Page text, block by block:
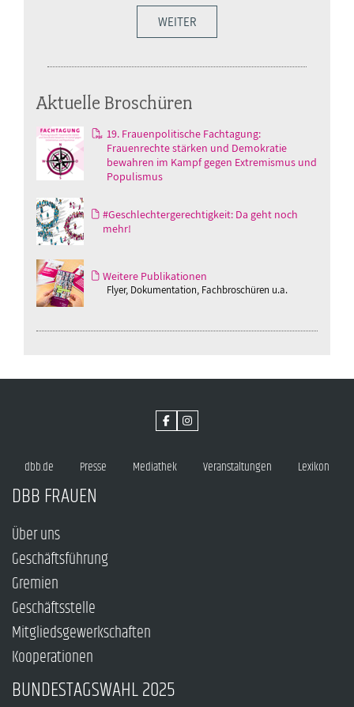
WEITER
Aktuelle Broschüren
19. Frauenpolitische Fachtagung:
Frauenrechte stärken und Demokratie
bewahren im Kampf gegen Extremismus und
Populismus
#Geschlechtergerechtigkeit: Da geht noch
mehr!
Weitere Publikationen
Flyer, Dokumentation, Fachbroschüren u.a.
dbb.de Presse Mediathek Veranstaltungen Lexikon
DBB FRAUEN
Über uns
Geschäftsführung
Gremien
Geschäftsstelle
Mitgliedsgewerkschaften
Kooperationen
BUNDESTAGSWAHL 2025